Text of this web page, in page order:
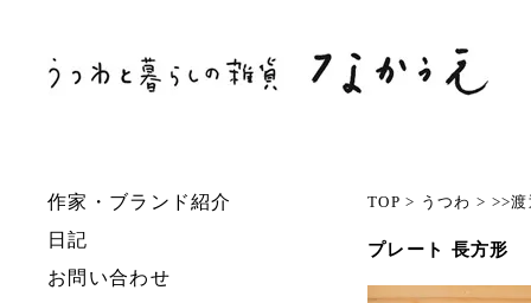
作家・ブランド紹介
日記
お問い合わせ
TOP > うつわ > >>
プレート 長方形